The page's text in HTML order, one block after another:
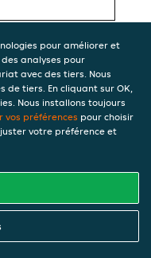
pour améliorer et
analyses pour
avec des tiers. Nous
de tiers. En cliquant sur OK,
Nous installons toujours
vos préférences pour choisir
votre préférence et